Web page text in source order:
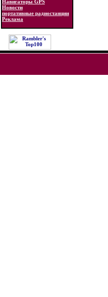
Навигаторы GPS
Новости
портативные радиостанции
Реклама